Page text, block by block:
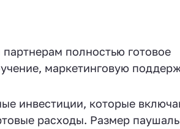
полностью готовое
маркетинговую
инвестиции, которые
расходы. Размер